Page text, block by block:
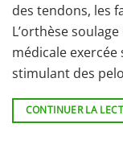
des tendons, les
L’orthèse
médicale exercée
stimulant des
CONTINUER LA